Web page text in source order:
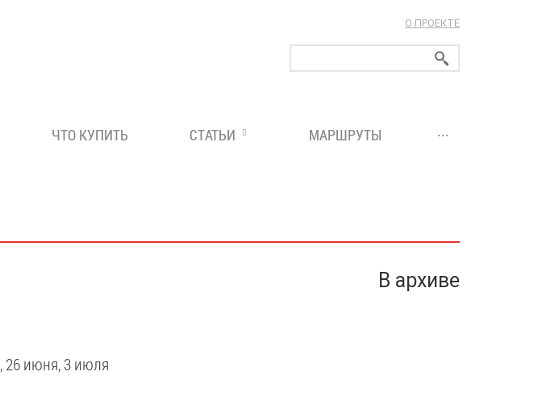
О ПРОЕКТЕ
ЧТО КУПИТЬ СТАТЬИ МАРШРУТЫ ...
В архиве
26 июня, 3 июля